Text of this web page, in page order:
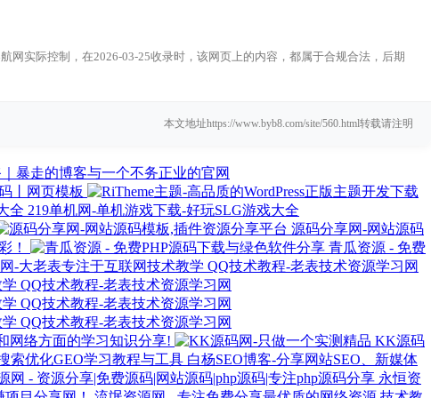
实际控制，在2026-03-25收录时，该网页上的内容，都属于合规合法，后期
本文地址https://www.byb8.com/site/560.html转载请注明
暴走的博客与一个不务正业的官网
丨网页模板
219单机网-单机游戏下载-好玩SLG游戏大全
源码分享网-网站源码
！
青瓜资源 - 免费
-大老表专注于互联网技术教学 QQ技术教程-老表技术资源学习网
QQ技术教程-老表技术资源学习网
QQ技术教程-老表技术资源学习网
QQ技术教程-老表技术资源学习网
网络方面的学习知识分享!
KK源码
白杨SEO博客-分享网站SEO、新媒体
永恒资